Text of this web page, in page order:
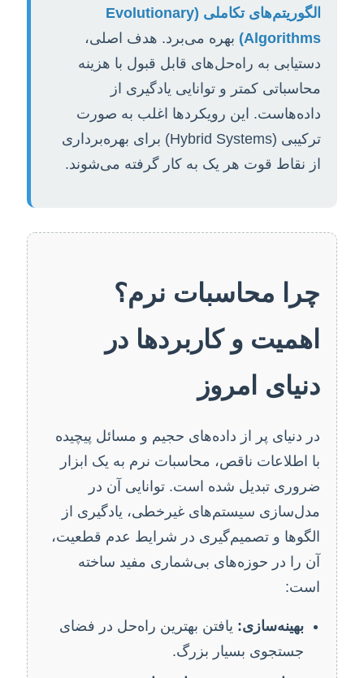
الگوریتم‌های تکاملی (Evolutionary
Algorithms) بهره می‌برد. هدف اصلی،
دستیابی به راه‌حل‌های قابل قبول با هزینه
محاسباتی کمتر و توانایی یادگیری از
داده‌هاست. این رویکردها اغلب به صورت
ترکیبی (Hybrid Systems) برای بهره‌برداری
از نقاط قوت هر یک به کار گرفته می‌شوند.
چرا محاسبات نرم؟
اهمیت و کاربردها در
دنیای امروز
در دنیای پر از داده‌های حجیم و مسائل پیچیده
با اطلاعات ناقص، محاسبات نرم به یک ابزار
ضروری تبدیل شده است. توانایی آن در
مدل‌سازی سیستم‌های غیرخطی، یادگیری از
الگوها و تصمیم‌گیری در شرایط عدم قطعیت،
آن را در حوزه‌های بی‌شماری مفید ساخته
است:
بهینه‌سازی: یافتن بهترین راه‌حل در فضای
جستجوی بسیار بزرگ.